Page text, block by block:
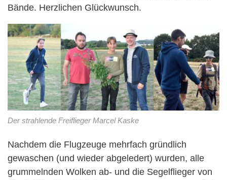
Bände. Herzlichen Glückwunsch.
Der strahlende Freiflieger Marcel Kaske
Nachdem die Flugzeuge mehrfach gründlich
gewaschen (und wieder abgeledert) wurden, alle
grummelnden Wolken ab- und die Segelflieger von